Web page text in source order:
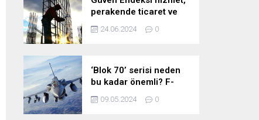
perakende ticaret ve
inşaat sektörlerinde
düştü
24.06.2024 0
‘Blok 70’ serisi neden
bu kadar önemli? F-
16’larla ilgili merak
edilenleri anlattı!
09.05.2024 0